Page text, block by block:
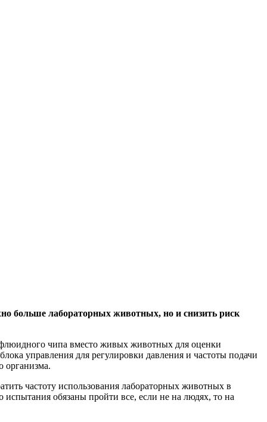
больше лабораторных животных, но и снизить риск
чипа вместо живых животных для оценки
управления для регулировки давления и частоты подачи
организма.
частоту использования лабораторных животных в
испытания обязаны пройти все, если не на людях, то на